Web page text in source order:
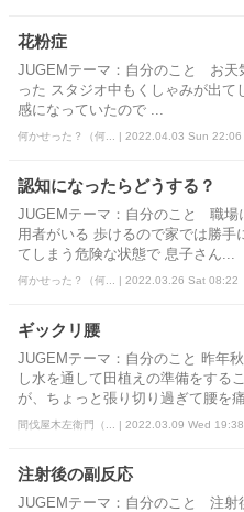
花粉症
JUGEMテーマ：自分のこと お天
った スタジオ中もくしゃみが出
感になっていたので ...
何かせった？（何... | 2022.04.03 Sun 22:06
認知になったらどうする？
JUGEMテーマ：自分のこと 職場
用者がいる 歩けるので家では勝手
てしまう危険な状態で 息子さん...
何かせった？（何... | 2022.03.26 Sat 08:22
ギックリ腰
JUGEMテーマ：自分のこと 昨年
し水を通して田植えの準備をする
が、ちょっと張り切り過ぎて腰を
間伐屋木左衛門（... | 2022.03.09 Wed 19:38
注射後の副反応
JUGEMテーマ：自分のこと 注射